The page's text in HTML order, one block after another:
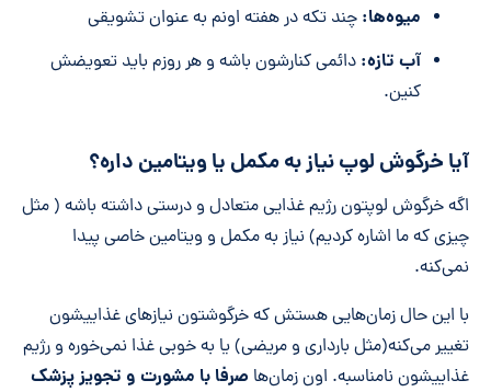
میوه‌ها: چند تکه در هفته اونم به عنوان تشویقی
آب تازه: دائمی کنارشون باشه و هر روزم باید تعویضش
کنین.
آیا خرگوش لوپ نیاز به مکمل یا ویتامین داره؟
اگه خرگوش لوپتون رژیم غذایی متعادل و درستی داشته باشه ( مثل
چیزی که ما اشاره کردیم) نیاز به مکمل و ویتامین خاصی پیدا
نمی‌کنه.
با این حال زمان‌هایی هستش که خرگوشتون نیازهای غذاییشون
تغییر می‌کنه(مثل بارداری و مریضی) یا به خوبی غذا نمی‌خوره و رژیم
غذاییشون نامناسبه. اون زمان‌ها صرفا با مشورت و تجویز پزشک